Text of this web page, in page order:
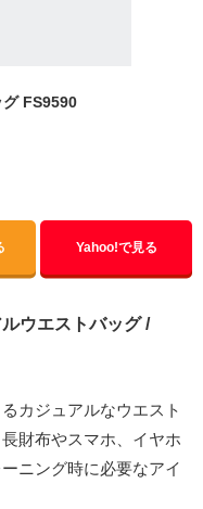
グ FS9590
Yahoo!で見る
ウエストバッグ /
カジュアルなウエスト
財布やスマホ、イヤホ
ニング時に必要なアイ